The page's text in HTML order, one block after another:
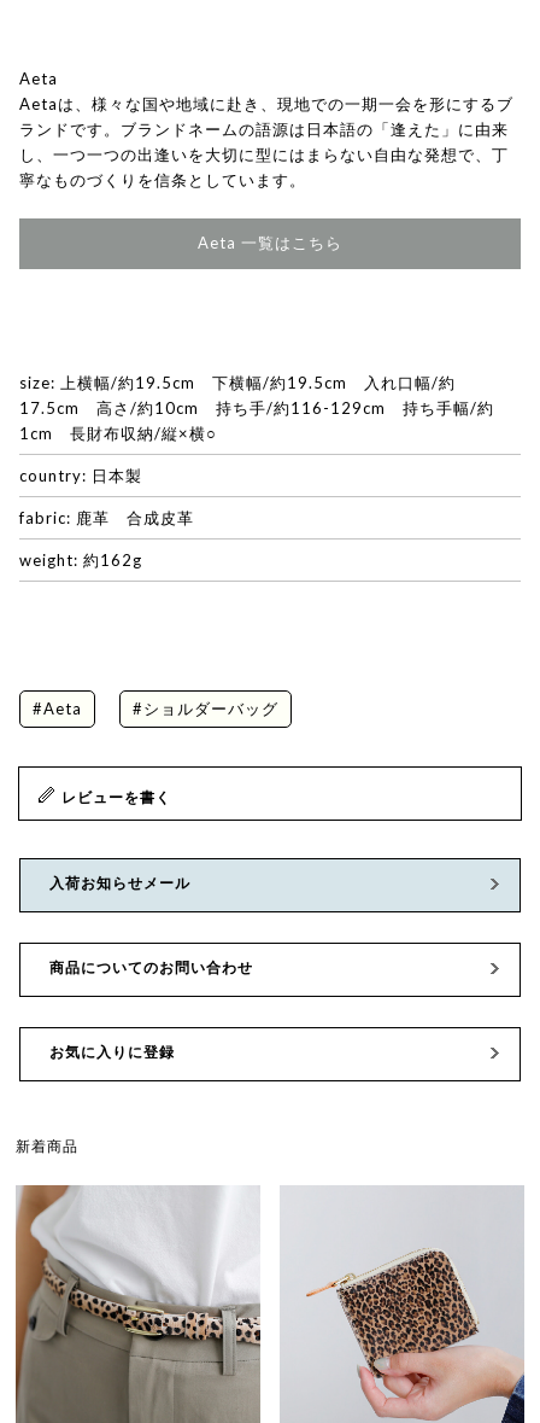
Aeta
Aetaは、様々な国や地域に赴き、現地での一期一会を形にするブ
ランドです。ブランドネームの語源は日本語の「逢えた」に由来
し、一つ一つの出逢いを大切に型にはまらない自由な発想で、丁
寧なものづくりを信条としています。
Aeta 一覧はこちら
size: 上横幅/約19.5cm 下横幅/約19.5cm 入れ口幅/約
17.5cm 高さ/約10cm 持ち手/約116-129cm 持ち手幅/約
1cm 長財布収納/縦×横○
country: 日本製
fabric: 鹿革 合成皮革
weight: 約162g
#Aeta #ショルダーバッグ
レビューを書く
入荷お知らせメール
商品についてのお問い合わせ
お気に入りに登録
新着商品